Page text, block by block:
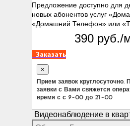
Предложение доступно для
новых абонентов услуг
«Домашний Телефон» или
390 руб./
Заказать
×
Прием заявок круглосуточно.
заявки с Вами свяжется
время с с 9-00 до 21-00